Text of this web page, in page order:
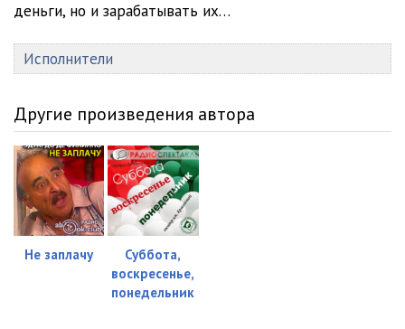
деньги, но и зарабатывать их…
Исполнители
Другие произведения автора
Не заплачу
Суббота,
воскресенье,
понедельник